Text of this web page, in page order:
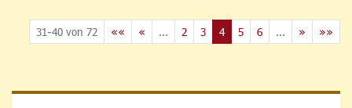
31-40 von 72 «« « ... 2 3 4 5 6 ... » »»